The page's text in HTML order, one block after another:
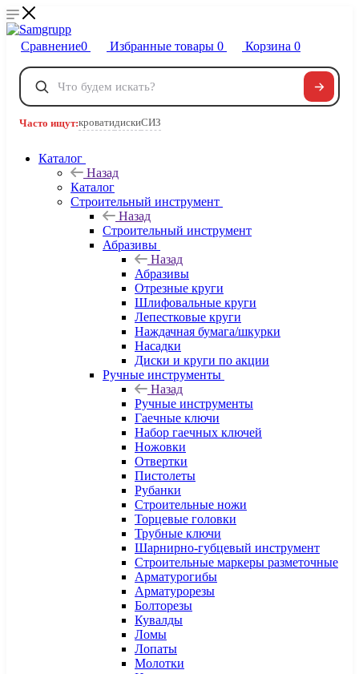
Сравнение0 Избранные товары 0 Корзина 0
Телефоны
8 800 222-40-09
Часто ищут:кроватидискиСИЗ
Каталог
Назад
Каталог
Строительный инструмент
Назад
Строительный инструмент
Абразивы
Назад
Абразивы
Отрезные круги
Шлифовальные круги
Лепестковые круги
Наждачная бумага/шкурки
Насадки
Диски и круги по акции
Ручные инструменты
Назад
Ручные инструменты
Гаечные ключи
Набор гаечных ключей
Ножовки
Отвертки
Пистолеты
Рубанки
Строительные ножи
Торцевые головки
Трубные ключи
Шарнирно-губцевый инструмент
Строительные маркеры разметочные
Арматурогибы
Арматурорезы
Болторезы
Кувалды
Ломы
Лопаты
Молотки